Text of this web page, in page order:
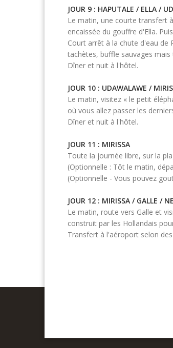
JOUR 9 : HAPUTALE / ELLA /
Le matin, une courte transfert
encaissée du gouffre d'Ella.
Court arrêt à la chute d'eau de
tachètes, buffle sauvages
Dîner et nuit à l'hôtel.
JOUR 10 : UDAWALAWE /
Le matin, visitez « le petit
où vous allez passer les
Dîner et nuit à l'hôtel.
JOUR 11 : MIRISSA
Toute la journée libre, sur la
(Optionnelle : Tôt le matin,
(Optionnelle - Vous pouvez
JOUR 12 : MIRISSA / GALLE /
Le matin, route vers Galle et
construit par les Hollandais
Transfert à l'aéroport selon